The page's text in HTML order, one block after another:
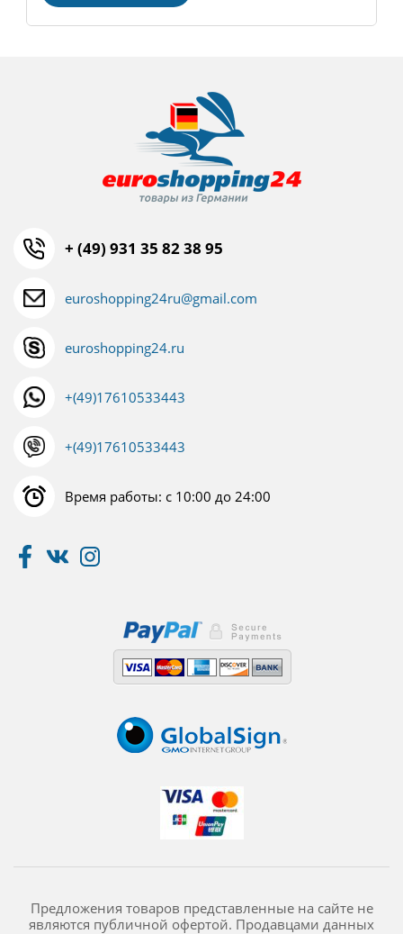
+ (49) 931 35 82 38 95
euroshopping24ru@gmail.com
euroshopping24.ru
+(49)17610533443
+(49)17610533443
Время работы: с 10:00 до 24:00
Предложения товаров представленные на сайте не
являются публичной офертой. Продавцами данных